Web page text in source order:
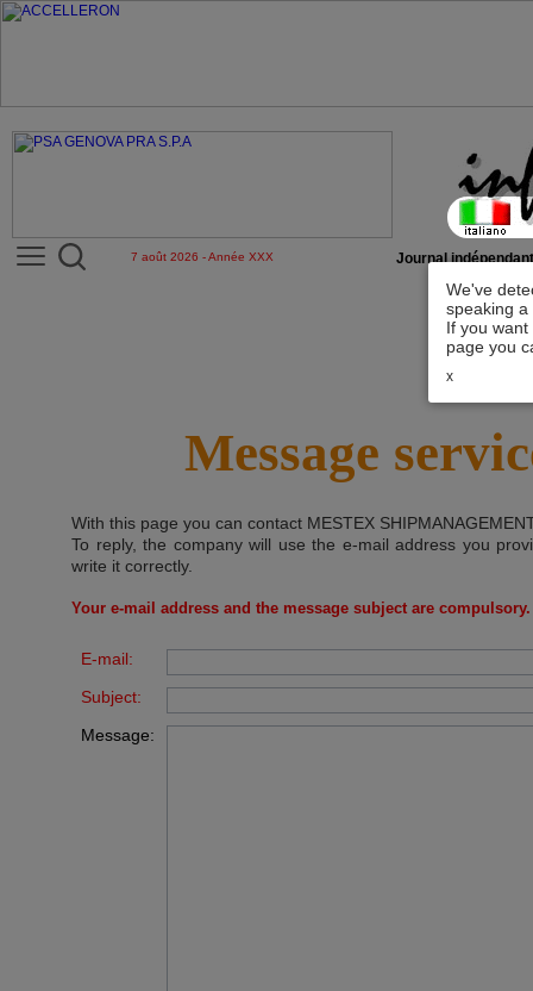
We've
speaking
If you
page you
x
7 août 2026 - Année XXX Journal
Message
With this page you can contact MESTEX
To reply, the company will use the e-mail address you
write it correctly.
Your e-mail address and the message subject are compulsory.
E-mail:
Subject:
Message: